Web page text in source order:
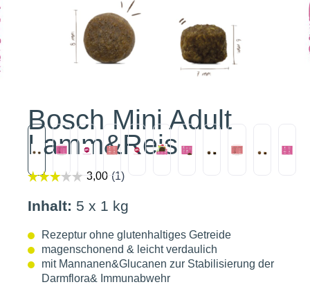
Bosch Mini Adult
Lamm&Reis
Inhalt: 5 x 1 kg
Rezeptur ohne glutenhaltiges Getreide
magenschonend & leicht verdaulich
mit Mannanen&Glucanen zur Stabilisierung der
Darmflora& Immunabwehr